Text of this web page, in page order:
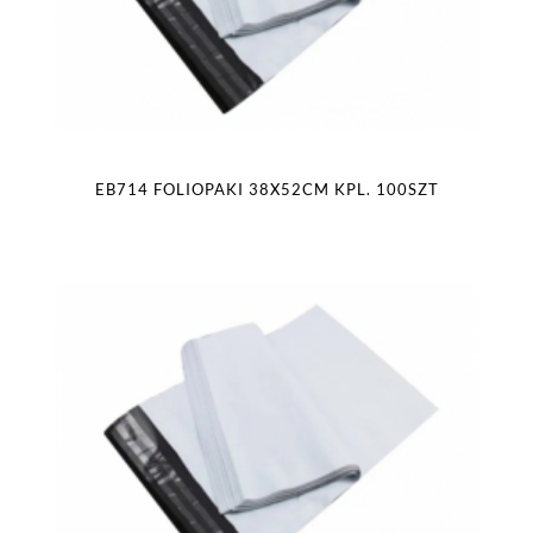
EB714 FOLIOPAKI 38X52CM KPL. 100SZT